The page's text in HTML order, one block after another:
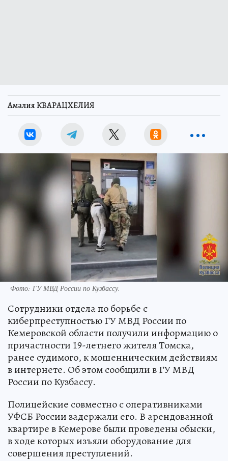
Амалия КВАРАЦХЕЛИЯ
Фото: ГУ МВД России по Кузбассу.
Сотрудники отдела по борьбе с
киберпреступностью ГУ МВД России по
Кемеровской области получили информацию о
причастности 19-летнего жителя Томска,
ранее судимого, к мошенническим действиям
в интернете. Об этом сообщили в ГУ МВД
России по Кузбассу.
Полицейские совместно с оперативниками
УФСБ России задержали его. В арендованной
квартире в Кемерове были проведены обыски,
в ходе которых изъяли оборудование для
совершения преступлений.